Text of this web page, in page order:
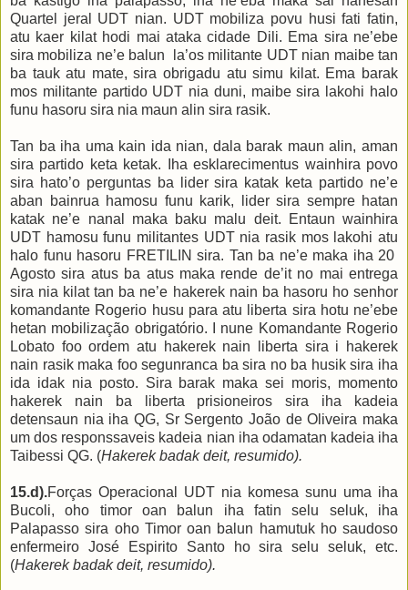
Quartel jeral UDT nian. UDT mobiliza povu husi fati fatin,
atu kaer kilat hodi mai ataka cidade Dili. Ema sira ne’ebe
sira mobiliza ne’e balun
la’os militante UDT nian maibe tan
ba tauk atu mate, sira obrigadu atu simu kilat. Ema barak
mos militante partido UDT nia duni, maibe sira lakohi halo
funu hasoru sira nia maun alin sira rasik.
Tan ba iha uma kain ida nian, dala barak maun alin, aman
sira partido keta ketak. Iha esklarecimentus wainhira povo
sira hato’o perguntas ba lider sira katak keta partido ne’e
aban bainrua hamosu funu karik, lider sira sempre hatan
katak ne’e nanal maka baku malu deit. Entaun wainhira
UDT hamosu funu militantes UDT nia rasik mos lakohi atu
halo funu hasoru FRETILIN sira. Tan ba ne’e maka iha 20
Agosto sira atus ba atus maka rende de’it no mai entrega
sira nia kilat tan ba ne’e hakerek nain ba hasoru ho senhor
komandante Rogerio husu para atu liberta sira hotu ne’ebe
hetan mobilização obrigatório. I nune Komandante Rogerio
Lobato foo ordem atu hakerek nain liberta sira i hakerek
nain rasik maka foo segunranca ba sira no ba husik sira iha
ida idak nia posto. Sira barak maka sei moris, momento
hakerek nain ba liberta prisioneiros sira iha kadeia
detensaun nia iha QG, Sr Sergento João de Oliveira maka
um dos responssaveis kadeia nian iha odamatan kadeia iha
Taibessi QG. (Hakerek badak deit, resumido).
15.d).Forças Operacional UDT nia komesa sunu uma iha
Bucoli, oho timor oan balun iha fatin selu seluk, iha
Palapasso sira oho Timor oan balun hamutuk hosaudoso
enfermeiro José Espirito Santoho sira selu seluk, etc.
(Hakerek badakdeit, resumido).